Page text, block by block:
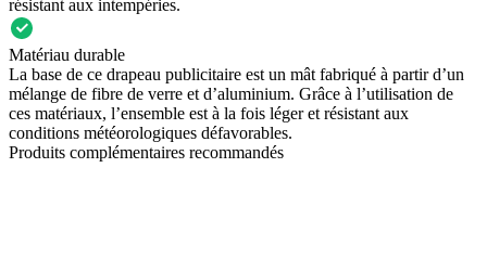
résistant aux intempéries.
Matériau durable
La base de ce drapeau publicitaire est un mât fabriqué à partir d’un
mélange de fibre de verre et d’aluminium. Grâce à l’utilisation de
ces matériaux, l’ensemble est à la fois léger et résistant aux
conditions météorologiques défavorables.
Produits complémentaires recommandés